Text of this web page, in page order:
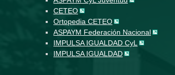
CETEO
Ortopedia CETEO
ASPAYM Federación Nacional
IMPULSA IGUALDAD CyL
IMPULSA IGUALDAD